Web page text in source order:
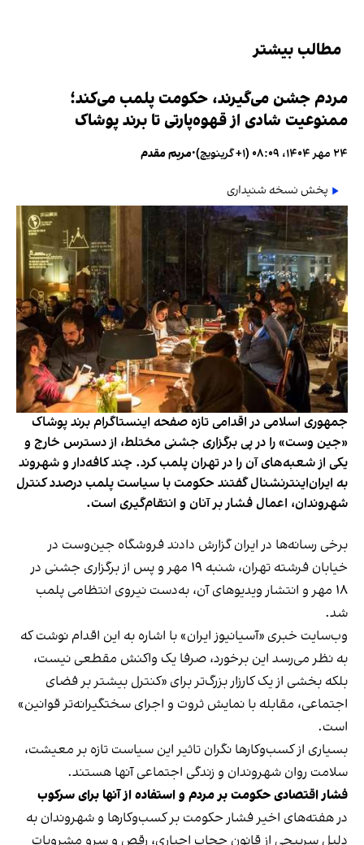
مطالب بیشتر
مردم جشن می‌گیرند، حکومت پلمب می‌کند؛
ممنوعیت شادی از قهوه‌پارتی تا برند پوشاک
۲۴ مهر ۱۴۰۴، ۰۸:۰۹ (‎+۱ گرینویچ) •مریم مقدم
پخش نسخه شنیداری
جمهوری اسلامی در اقدامی تازه صفحه اینستاگرام برند پوشاک
«جین وست» را در پی برگزاری جشنی مختلط، از دسترس خارج و
یکی از شعبه‌های آن را در تهران پلمب کرد. چند کافه‌‌دار و شهروند
به ایران‌اینترنشنال گفتند حکومت با سیاست پلمب درصدد کنترل
شهروندان، اعمال فشار بر آنان و انتقام‌گیری است.
برخی رسانه‌ها در ایران گزارش دادند فروشگاه جین‌وست در
خیابان فرشته تهران، شنبه ۱۹ مهر و پس از برگزاری جشنی در
۱۸ مهر و انتشار ویدیوهای آن، به‌دست نیروی انتظامی پلمب
شد.
وب‌سایت خبری «آسیانیوز ایران» با اشاره به این اقدام نوشت که
به نظر می‌رسد این برخورد، صرفا یک واکنش مقطعی نیست،
بلکه بخشی از یک کارزار بزرگ‌تر برای «کنترل بیشتر بر فضای
اجتماعی، مقابله با نمایش ثروت و اجرای سختگیرانه‌تر قوانین»
است.
بسیاری از کسب‌وکارها نگران تاثیر این سیاست‌ تازه بر معیشت،
سلامت روان شهروندان و زندگی اجتماعی آنها هستند.
فشار اقتصادی حکومت بر مردم و استفاده از آنها برای سرکوب
در هفته‌های اخیر فشار حکومت بر کسب‌وکارها و شهروندان به